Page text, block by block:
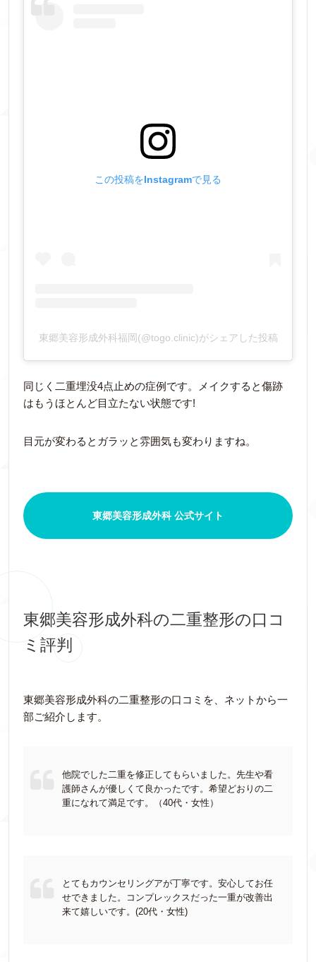
この投稿をInstagramで見る
東郷美容形成外科福岡(@togo.clinic)がシェアした投稿
同じく二重埋没4点止めの症例です。メイクすると傷跡
はもうほとんど目立たない状態です!
目元が変わるとガラッと雰囲気も変わりますね。
東郷美容形成外科 公式サイト
東郷美容形成外科の二重整形の口コ
ミ評判
東郷美容形成外科の二重整形の口コミを、ネットから一
部ご紹介します。
他院でした二重を修正してもらいました。先生や看
護師さんが優しくて良かったです。希望どおりの二
重になれて満足です。（40代・女性）
とてもカウンセリングアが丁寧です。安心してお任
せできました。コンプレックスだった一重が改善出
来て嬉しいです。(20代・女性)